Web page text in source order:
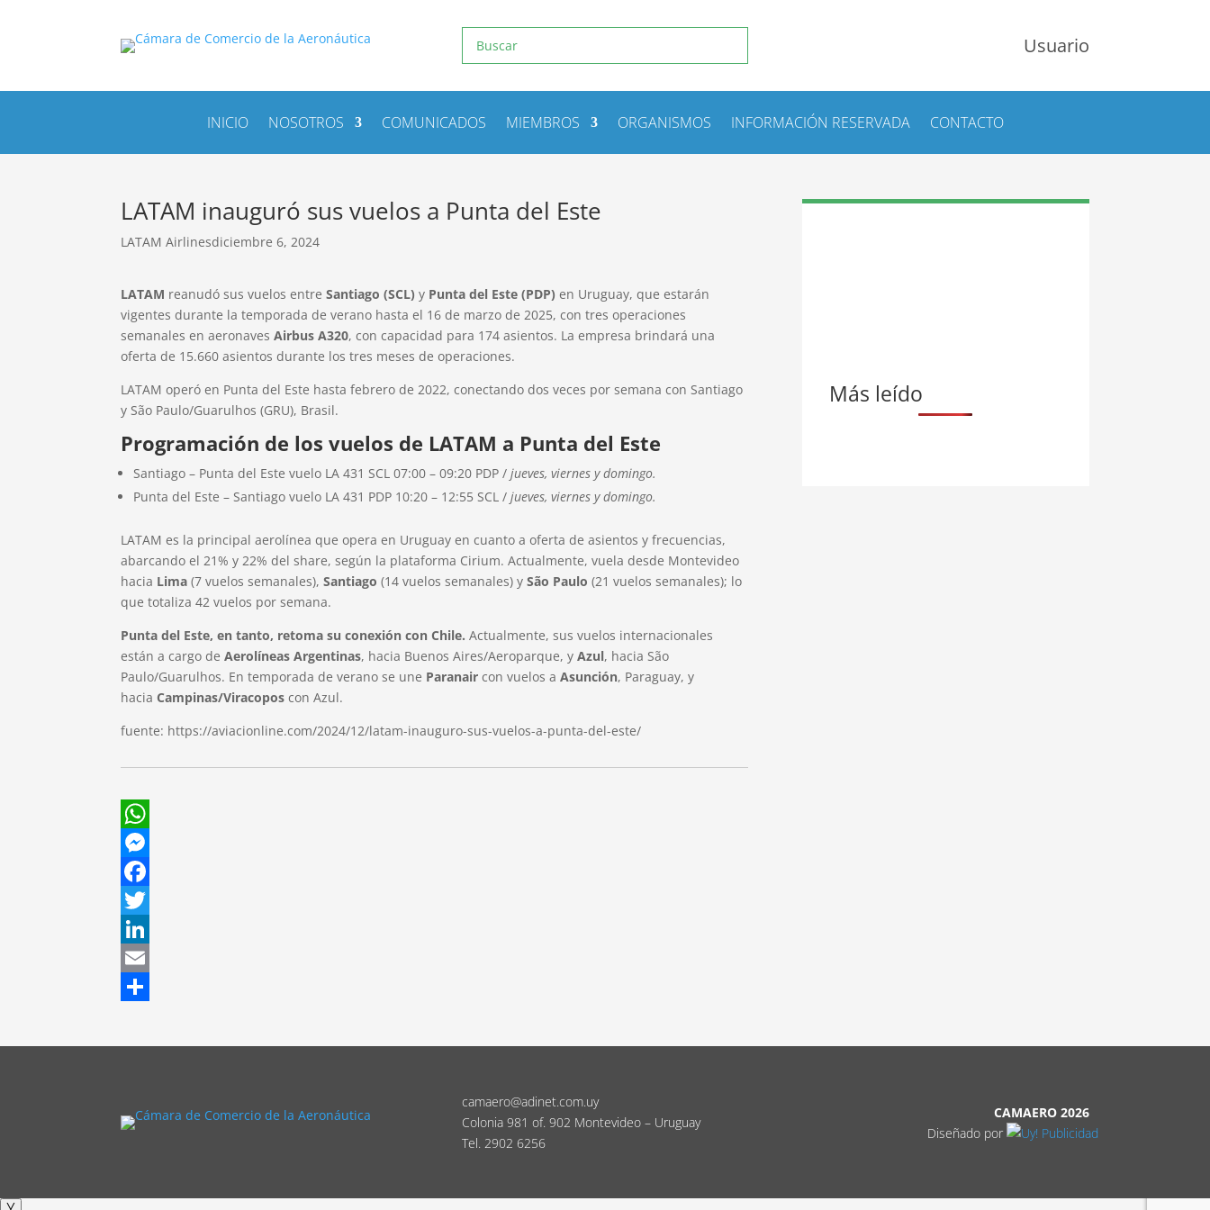
Usuario
INICIO NOSOTROS COMUNICADOS MIEMBROS ORGANISMOS INFORMACIÓN RESERVADA CONTACTO
LATAM inauguró sus vuelos a Punta del Este
LATAM Airlinesdiciembre 6, 2024
LATAM reanudó sus vuelos entreSantiago (SCL) y Punta del Este (PDP) en Uruguay, que estarán
vigentes durante la temporada de verano hasta el 16 de marzo de 2025, con tres operaciones
semanales en aeronavesAirbus A320, con capacidad para 174 asientos. La empresa brindará una
oferta de 15.660 asientos durante los tres meses de operaciones.
LATAM operó en Punta del Este hasta febrero de 2022, conectando dos veces por semana con Santiago
y São Paulo/Guarulhos (GRU), Brasil.
Programación de los vuelos de LATAM a Punta del Este
Santiago – Punta del Este vuelo LA 431 SCL 07:00 – 09:20 PDP /jueves, viernes y domingo.
Punta del Este – Santiago vuelo LA 431 PDP 10:20 – 12:55 SCL /jueves, viernes y domingo.
LATAM es la principal aerolínea que opera en Uruguay en cuanto a oferta de asientos y frecuencias,
abarcando el 21% y 22% del share, según la plataforma Cirium. Actualmente, vuela desde Montevideo
hacia Lima (7 vuelos semanales),Santiago (14 vuelos semanales) ySão Paulo (21 vuelos semanales); lo
que totaliza 42 vuelos por semana.
Punta del Este, en tanto, retoma su conexión con Chile.Actualmente, sus vuelos internacionales
están a cargo deAerolíneas Argentinas, hacia Buenos Aires/Aeroparque, yAzul, hacia São
Paulo/Guarulhos. En temporada de verano se une Paranair con vuelos aAsunción, Paraguay, y
hacia Campinas/Viracopos con Azul.
fuente: https://aviacionline.com/2024/12/latam-inauguro-sus-vuelos-a-punta-del-este/
WhatsApp
Messenger
Facebook
Twitter
LinkedIn
Email
Más leído
camaero@adinet.com.uy
Colonia 981 of. 902 Montevideo – Uruguay
Tel. 2902 6256
CAMAERO 2026
Diseñado por